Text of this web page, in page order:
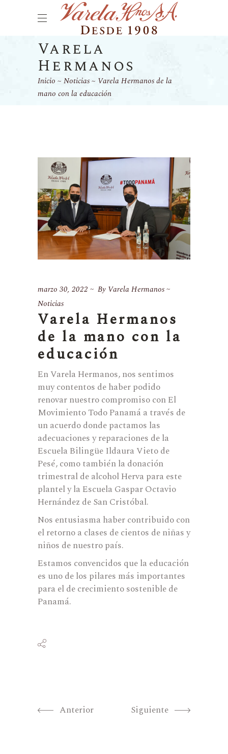
Varela
Hermanos
Inicio Noticias
Varela Hermanos de la
mano con la educación
marzo 30, 2022 By Varela Hermanos
Noticias
Varela Hermanos
de la mano con la
educación
En Varela Hermanos, nos sentimos
muy contentos de haber podido
renovar nuestro compromiso con El
Movimiento Todo Panamá a través de
un acuerdo donde pactamos las
adecuaciones y reparaciones de la
Escuela Bilingüe Ildaura Vieto de
Pesé, como también la donación
trimestral de alcohol Herva para este
plantel y la Escuela Gaspar Octavio
Hernández de San Cristóbal.
Nos entusiasma haber contribuido con
el retorno a clases de cientos de niñas y
niños de nuestro país.
Estamos convencidos que la educación
es uno de los pilares más importantes
para el de crecimiento sostenible de
Panamá.
Anterior Siguiente